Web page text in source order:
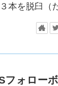
３本を脱臼（
フォロー